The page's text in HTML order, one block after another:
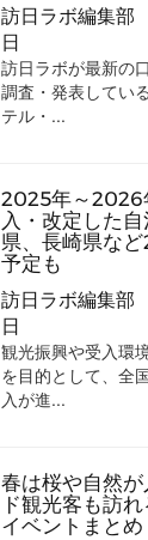
訪日ラボ編集部
日
訪日ラボが最新の
調査・発表してい
テル・...
2025年～2026
入・改定した
県、長崎県な
予定も
訪日ラボ編集部
日
観光振興や受入環
を目的として、全
入が進...
春は桜や自然
ド観光客も訪
イベントまと